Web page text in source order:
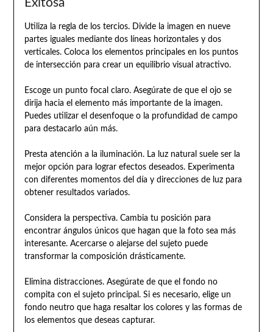
Exitosa
Utiliza la regla de los tercios. Divide la imagen en nueve
partes iguales mediante dos líneas horizontales y dos
verticales. Coloca los elementos principales en los puntos
de intersección para crear un equilibrio visual atractivo.
Escoge un punto focal claro. Asegúrate de que el ojo se
dirija hacia el elemento más importante de la imagen.
Puedes utilizar el desenfoque o la profundidad de campo
para destacarlo aún más.
Presta atención a la iluminación. La luz natural suele ser la
mejor opción para lograr efectos deseados. Experimenta
con diferentes momentos del día y direcciones de luz para
obtener resultados variados.
Considera la perspectiva. Cambia tu posición para
encontrar ángulos únicos que hagan que la foto sea más
interesante. Acercarse o alejarse del sujeto puede
transformar la composición drásticamente.
Elimina distracciones. Asegúrate de que el fondo no
compita con el sujeto principal. Si es necesario, elige un
fondo neutro que haga resaltar los colores y las formas de
los elementos que deseas capturar.